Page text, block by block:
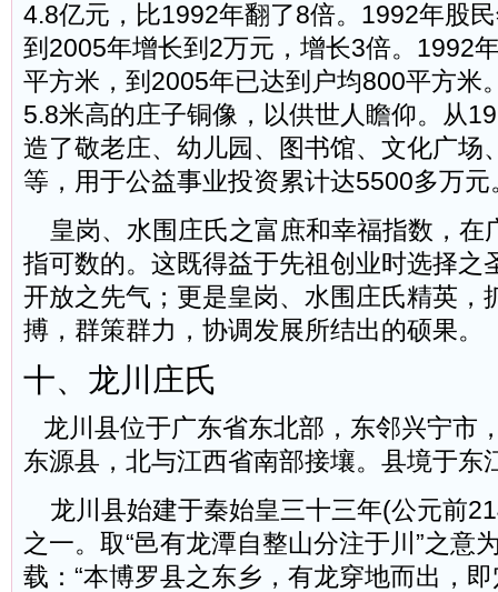
4.8亿元，比1992年翻了8倍。1992年股
到2005年增长到2万元，增长3倍。1992
平方米，到2005年已达到户均800平方米
5.8米高的庄子铜像，以供世人瞻仰。从
造了敬老庄、幼儿园、图书馆、文化广场
等，用于公益事业投资累计达5500多万元
皇岗、水围庄氏之富庶和幸福指数，在
指可数的。这既得益于先祖创业时选择之
开放之先气；更是皇岗、水围庄氏精英，
搏，群策群力，协调发展所结出的硕果。
十、龙川庄氏
龙川县位于广东省东北部，东邻兴宁市
东源县，北与江西省南部接壤。县境于东
龙川县始建于秦始皇三十三年(公元前
之一。取“邑有龙潭自整山分注于川”之意
载：“本博罗县之东乡，有龙穿地而出，